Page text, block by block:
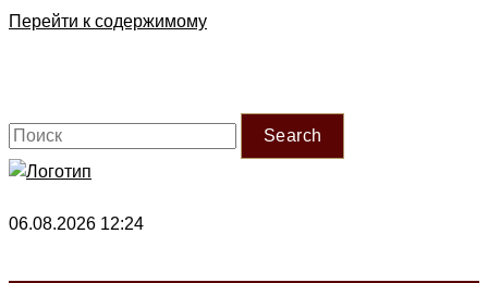
Перейти к содержимому
Search
06.08.2026 12:24